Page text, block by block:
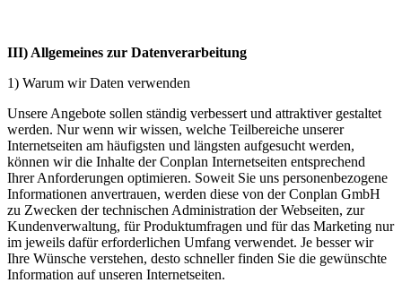
III) Allgemeines zur Datenverarbeitung
1) Warum wir Daten verwenden
Unsere Angebote sollen ständig verbessert und attraktiver gestaltet
werden. Nur wenn wir wissen, welche Teilbereiche unserer
Internetseiten am häufigsten und längsten aufgesucht werden,
können wir die Inhalte der Conplan Internetseiten entsprechend
Ihrer Anforderungen optimieren. Soweit Sie uns personenbezogene
Informationen anvertrauen, werden diese von der Conplan GmbH
zu Zwecken der technischen Administration der Webseiten, zur
Kundenverwaltung, für Produktumfragen und für das Marketing nur
im jeweils dafür erforderlichen Umfang verwendet. Je besser wir
Ihre Wünsche verstehen, desto schneller finden Sie die gewünschte
Information auf unseren Internetseiten.